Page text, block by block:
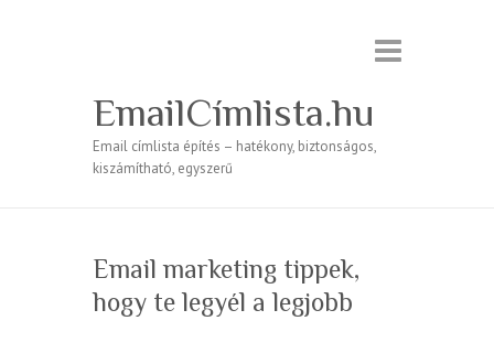
EmailCímlista.hu
Email címlista építés – hatékony, biztonságos,
kiszámítható, egyszerű
Email marketing tippek,
hogy te legyél a legjobb